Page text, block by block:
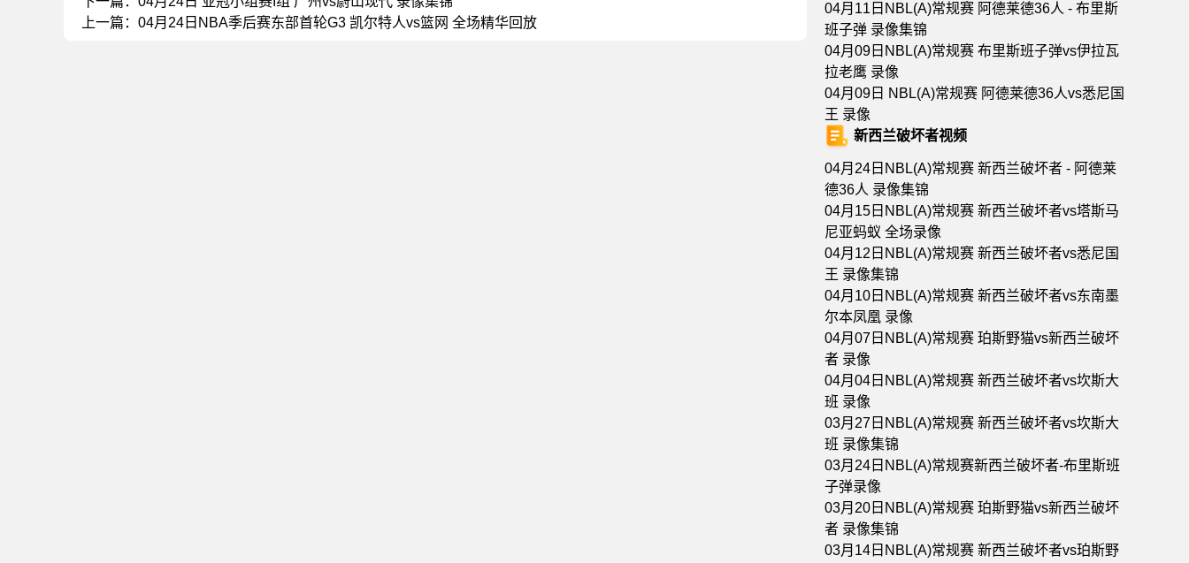
上一篇： 04月24日NBA季后赛东部首轮G3 凯尔特人vs篮网 全场精华回放
04月11日NBL(A)常规赛 阿德莱德36人 - 布里斯
班子弹 录像集锦
04月09日NBL(A)常规赛 布里斯班子弹vs伊拉瓦
拉老鹰 录像
04月09日 NBL(A)常规赛 阿德莱德36人vs悉尼国
王 录像
新西兰破坏者视频
04月24日NBL(A)常规赛 新西兰破坏者 - 阿德莱
德36人 录像集锦
04月15日NBL(A)常规赛 新西兰破坏者vs塔斯马
尼亚蚂蚁 全场录像
04月12日NBL(A)常规赛 新西兰破坏者vs悉尼国
王 录像集锦
04月10日NBL(A)常规赛 新西兰破坏者vs东南墨
尔本凤凰 录像
04月07日NBL(A)常规赛 珀斯野猫vs新西兰破坏
者 录像
04月04日NBL(A)常规赛 新西兰破坏者vs坎斯大
班 录像
03月27日NBL(A)常规赛 新西兰破坏者vs坎斯大
班 录像集锦
03月24日NBL(A)常规赛新西兰破坏者-布里斯班
子弹录像
03月20日NBL(A)常规赛 珀斯野猫vs新西兰破坏
者 录像集锦
03月14日NBL(A)常规赛 新西兰破坏者vs珀斯野